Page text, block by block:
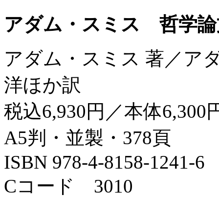
アダム・スミス 哲学論
アダム・スミス 著／ア
洋ほか訳
税込6,930円／本体6,300
A5判・並製・378頁
ISBN 978-4-8158-1241-6
Cコード 3010